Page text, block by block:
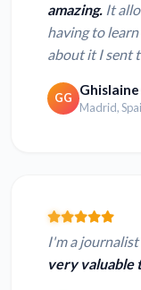
amazing. It
having to
about it I sent
GG Ghislaine
Madrid,
I'm a
very valuable